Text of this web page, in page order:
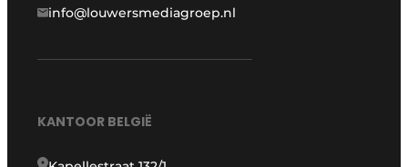
info@louwersmediagroep.nl
KANTOOR BELGIË